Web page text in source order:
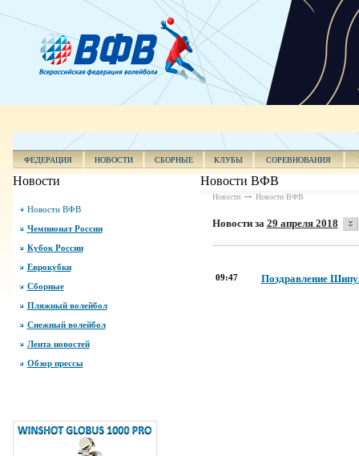
ФЕДЕРАЦИЯ НОВОСТИ СБОРНЫЕ КЛУБЫ СОРЕВНОВАНИЯ
Новости
Новости ВФВ
Чемпионат России
Кубок России
Еврокубки
Сборные
Пляжный волейбол
Снежный волейбол
Лента новостей
Обзор прессы
Новости ВФВ
Новости Новости ВФВ
Новости за 29 апреля 2018
09:47 Поздравление